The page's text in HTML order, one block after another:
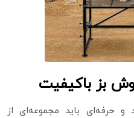
بز باکیفیت
حرفه‌ای باید مجموعه‌ای از